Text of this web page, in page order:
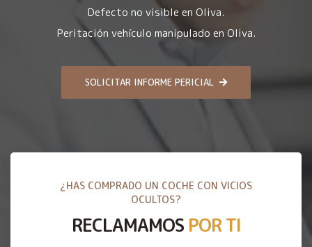
Defecto no visible en Oliva.
Peritación vehículo manipulado en Oliva.
SOLICITAR INFORME PERICIAL
¿HAS COMPRADO UN COCHE CON VICIOS
OCULTOS?
RECLAMAMOS POR TI